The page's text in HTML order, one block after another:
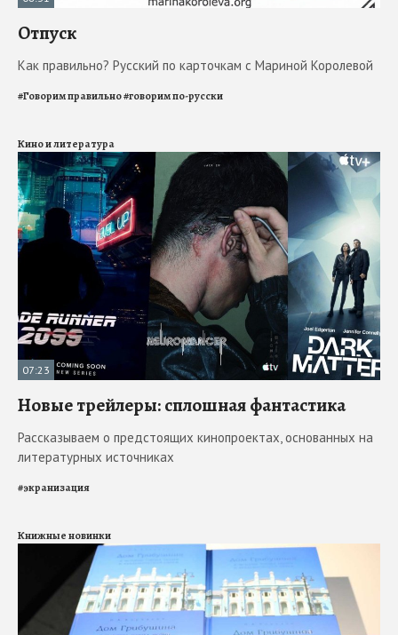
Отпуск
Как правильно? Русский по карточкам с Мариной Королевой
#Говорим правильно#говорим по-русски
Кино и литература
07:23
Новые трейлеры: сплошная фантастика
Рассказываем о предстоящих кинопроектах, основанных на
литературных источниках
#экранизация
Книжные новинки